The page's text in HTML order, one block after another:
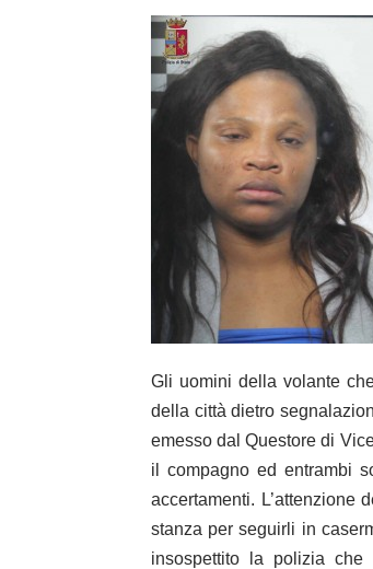
Gli uomini della volante
della città dietro
emesso dal Questore di
il compagno ed entrambi
accertamenti. L’attenzione
stanza per seguirli in
insospettito la polizia che